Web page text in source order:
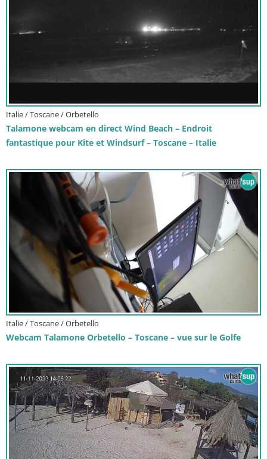
Italie / Toscane / Orbetello
Talamone webcam en direct Wind Beach – Endroit
fantastique pour Kite et Windsurf – Toscane – Italie
Italie / Toscane / Orbetello
Webcam Talamone Orbetello – Toscane – vue sur le Golfe